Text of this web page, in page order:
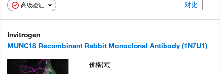
高级验证 对比
Invitrogen
MUNC18 Recombinant Rabbit Monoclonal Antibody (1N7U1)
价格(元)